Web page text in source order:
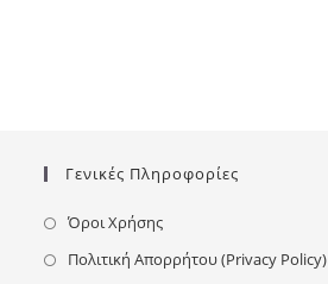
Γενικές Πληροφορίες
Όροι Χρήσης
Πολιτική Απορρήτου (Privacy Policy)